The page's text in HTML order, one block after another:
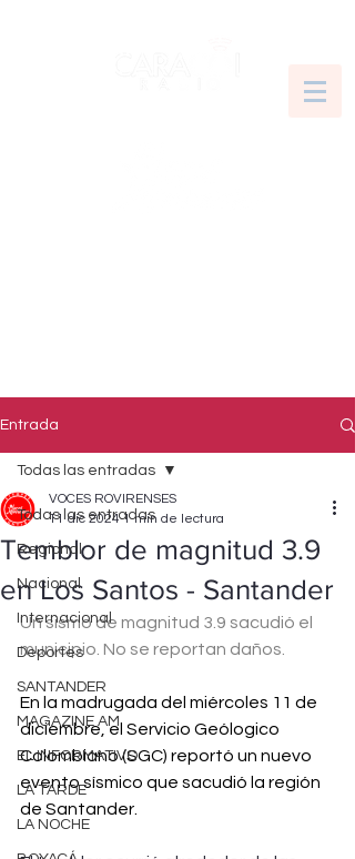
Entrada
Todas las entradas
Regional
Nacional
Internacional
Deportes
SANTANDER
MAGAZINE AM
EL INFORMATIVO
LA TARDE
LA NOCHE
Todas las entradas
Temblor de magnitud 3.9
en Los Santos - Santander
VOCES ROVIRENSES
11 dic 2024 1 min de lectura
Un sismo de magnitud 3.9 sacudió el
municipio. No se reportan daños.
En la madrugada del miércoles 11 de
diciembre, el Servicio Geólogico
Colombiano (SGC) reportó un nuevo
evento sísmico que sacudió la región
de Santander.